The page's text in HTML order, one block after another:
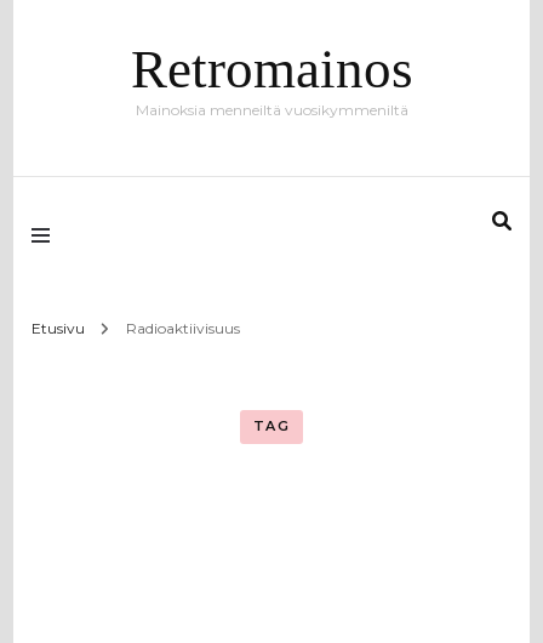
Retromainos
Mainoksia menneiltä vuosikymmeniltä
Etusivu Radioaktiivisuus
TAG